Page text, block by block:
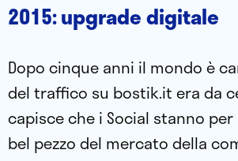
2015: upgrade digitale
​Dopo cinque anni il mondo è
del traffico su bostik.it era da
capisce che i Social stanno
bel pezzo del mercato della